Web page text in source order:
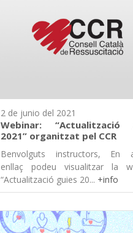
2 de junio del 2021
Webinar: “Actualització
2021” organitzat pel CCR
Benvolguts instructors, En
enllaç podeu visualitzar la
“Actualització guies 20... +info